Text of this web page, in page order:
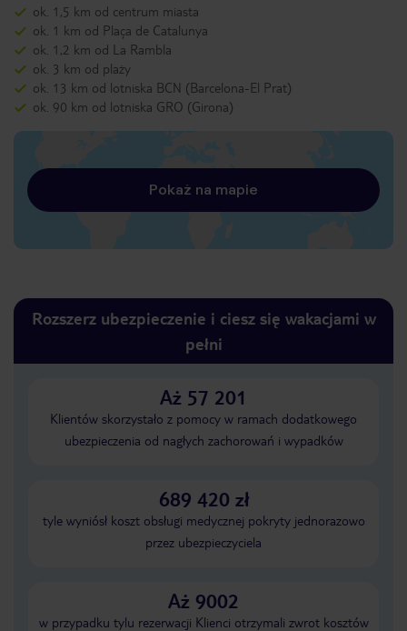
ok. 1,5 km od centrum miasta
ok. 1 km od Plaça de Catalunya
ok. 1,2 km od La Rambla
ok. 3 km od plaży
ok. 13 km od lotniska BCN (Barcelona-El Prat)
ok. 90 km od lotniska GRO (Girona)
Pokaż na mapie
Rozszerz ubezpieczenie i ciesz się wakacjami w
pełni
Aż 57 201
Klientów skorzystało z pomocy w ramach dodatkowego
ubezpieczenia od nagłych zachorowań i wypadków
689 420 zł
tyle wyniósł koszt obsługi medycznej pokryty jednorazowo
przez ubezpieczyciela
Aż 9002
w przypadku tylu rezerwacji Klienci otrzymali zwrot kosztów